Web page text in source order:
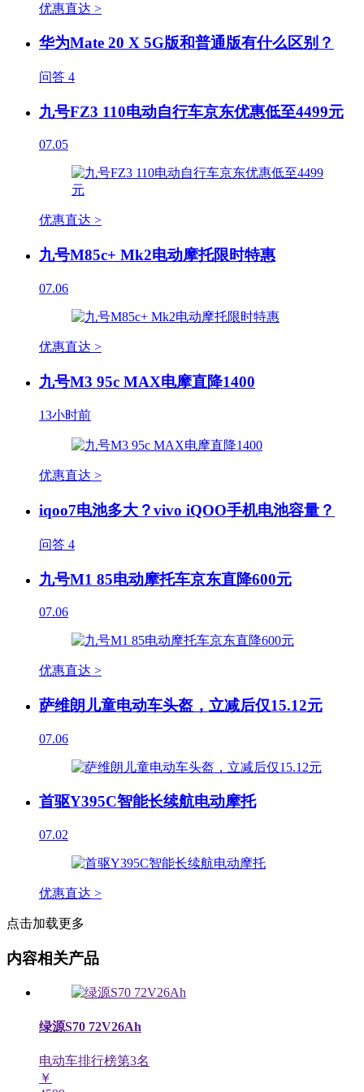
优惠直达 >
华为Mate 20 X 5G版和普通版有什么区别？
问答 4
九号FZ3 110电动自行车京东优惠低至4499元
07.05
优惠直达 >
九号M85c+ Mk2电动摩托限时特惠
07.06
优惠直达 >
九号M3 95c MAX电摩直降1400
13小时前
优惠直达 >
iqoo7电池多大？vivo iQOO手机电池容量？
问答 4
九号M1 85电动摩托车京东直降600元
07.06
优惠直达 >
萨维朗儿童电动车头盔，立减后仅15.12元
07.06
首驱Y395C智能长续航电动摩托
07.02
优惠直达 >
点击加载更多
内容相关产品
绿源S70 72V26Ah
电动车排行榜第3名
￥